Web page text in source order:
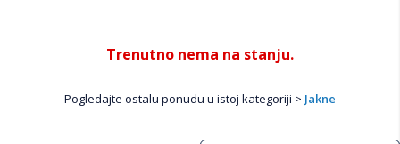
Trenutno nema na stanju.
Pogledajte ostalu ponudu u istoj kategoriji > Jakne